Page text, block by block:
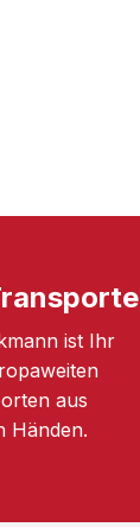
ist Ihr
aus
Händen.